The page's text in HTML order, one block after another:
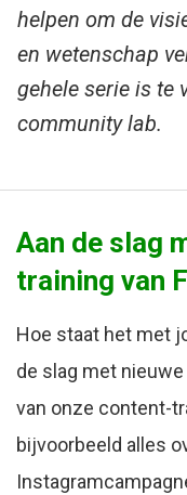
helpen om de
en wetenschap
gehele serie is te
community lab.
Aan de slag
training van
Hoe staat het met
de slag met
van onze content-
bijvoorbeeld alles